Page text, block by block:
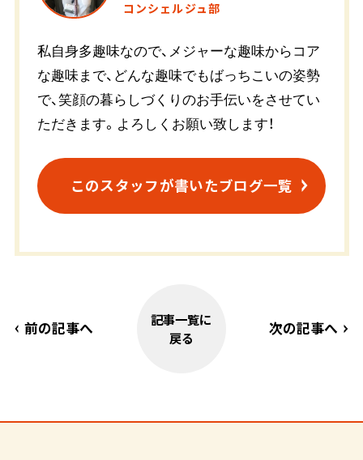
コンシェルジュ部
私自身多趣味なので、メジャーな趣味からコア
な趣味まで、どんな趣味でもばっちこいの姿勢
で、笑顔の暮らしづくりのお手伝いをさせてい
ただきます。よろしくお願い致します！
このスタッフが書いたブログ一覧
前の記事へ
記事一覧に
戻る
次の記事へ